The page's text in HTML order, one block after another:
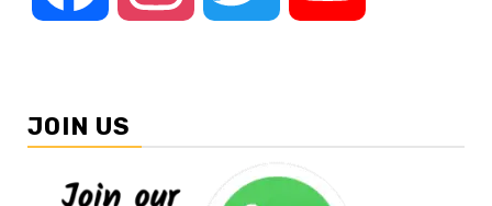
JOIN US